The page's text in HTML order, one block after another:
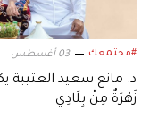
#مجتمعك 03 أغسطس
د. مانع سعيد العتيبة
زَهْرَةٌ مِنْ بِلَادِي